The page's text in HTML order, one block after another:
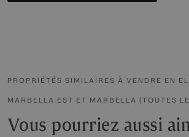
PROPRIÉTÉS SIMILAIRES À VENDRE EN
MARBELLA EST ET MARBELLA (TOUTES
Vous pourriez aussi